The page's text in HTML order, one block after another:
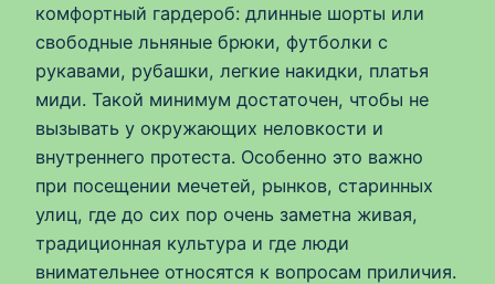
комфортный гардероб: длинные шорты или
свободные льняные брюки, футболки с
рукавами, рубашки, легкие накидки, платья
миди. Такой минимум достаточен, чтобы не
вызывать у окружающих неловкости и
внутреннего протеста. Особенно это важно
при посещении мечетей, рынков, старинных
улиц, где до сих пор очень заметна живая,
традиционная культура и где люди
внимательнее относятся к вопросам приличия.